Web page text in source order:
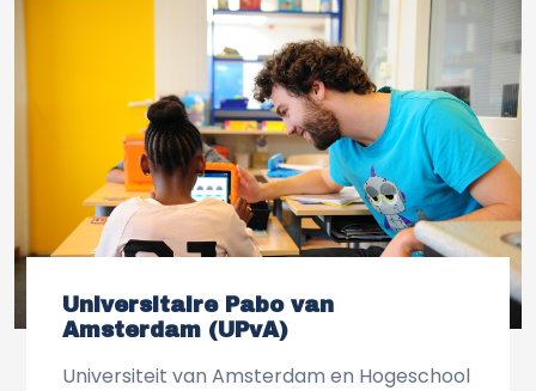
Universitaire Pabo van
Amsterdam (UPvA)
Universiteit van Amsterdam en Hogeschool